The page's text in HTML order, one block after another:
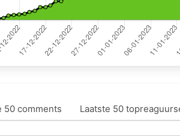
50 comments Laatste 50